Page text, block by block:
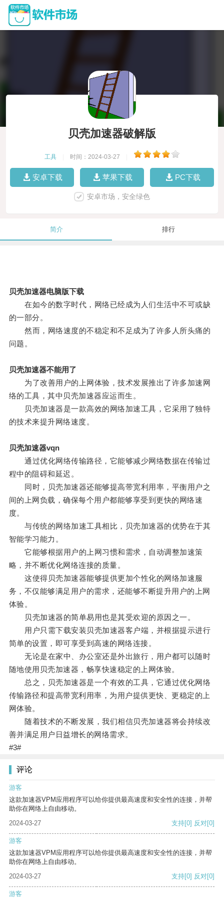
贝壳加速器破解版
工具 时间：2024-03-27
安卓下载 苹果下载 PC下载
安卓市场，安全绿色
简介 排行
贝壳加速器电脑版下载
在如今的数字时代，网络已经成为人们生活中不可或缺
的一部分。
然而，网络速度的不稳定和不足成为了许多人所头痛的
问题。
贝壳加速器不能用了
为了改善用户的上网体验，技术发展推出了许多加速网
络的工具，其中贝壳加速器应运而生。
贝壳加速器是一款高效的网络加速工具，它采用了独特
的技术来提升网络速度。
贝壳加速器vqn
通过优化网络传输路径，它能够减少网络数据在传输过
程中的阻碍和延迟。
同时，贝壳加速器还能够提高带宽利用率，平衡用户之
间的上网负载，确保每个用户都能够享受到更快的网络速
度。
与传统的网络加速工具相比，贝壳加速器的优势在于其
智能学习能力。
它能够根据用户的上网习惯和需求，自动调整加速策
略，并不断优化网络连接的质量。
这使得贝壳加速器能够提供更加个性化的网络加速服
务，不仅能够满足用户的需求，还能够不断提升用户的上网
体验。
贝壳加速器的简单易用也是其受欢迎的原因之一。
用户只需下载安装贝壳加速器客户端，并根据提示进行
简单的设置，即可享受到高速的网络连接。
无论是在家中、办公室还是外出旅行，用户都可以随时
随地使用贝壳加速器，畅享快速稳定的上网体验。
总之，贝壳加速器是一个有效的工具，它通过优化网络
传输路径和提高带宽利用率，为用户提供更快、更稳定的上
网体验。
随着技术的不断发展，我们相信贝壳加速器将会持续改
善并满足用户日益增长的网络需求。
#3#
评论
游客
这款加速器VPM应用程序可以给你提供最高速度和安全性的连接，并帮
助你在网络上自由移动。
2024-03-27
支持[0] 反对[0]
游客
这款加速器VPM应用程序可以给你提供最高速度和安全性的连接，并帮
助你在网络上自由移动。
2024-03-27
支持[0] 反对[0]
游客